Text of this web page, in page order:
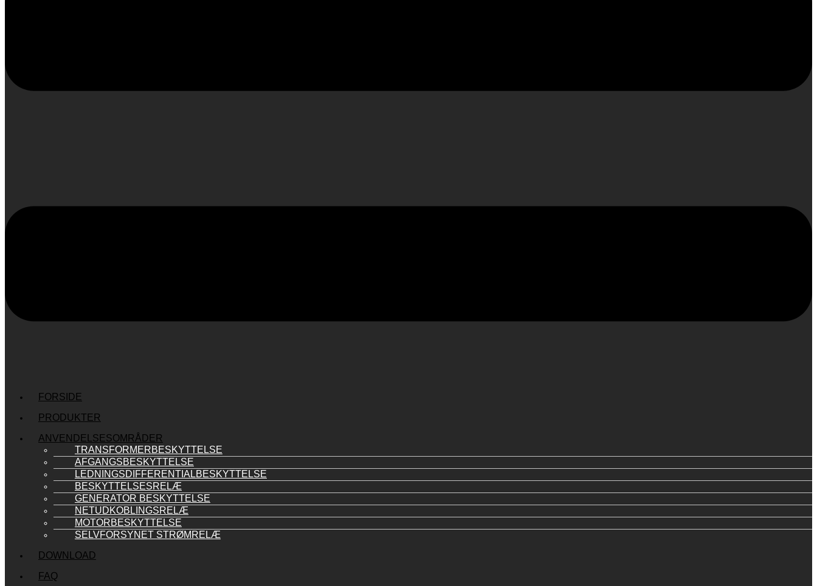
FORSIDE
PRODUKTER
ANVENDELSESOMRÅDER
TRANSFORMERBESKYTTELSE
AFGANGSBESKYTTELSE
LEDNINGSDIFFERENTIALBESKYTTELSE
BESKYTTELSESRELÆ
GENERATOR BESKYTTELSE
NETUDKOBLINGSRELÆ
MOTORBESKYTTELSE
SELVFORSYNET STRØMRELÆ
DOWNLOAD
FAQ